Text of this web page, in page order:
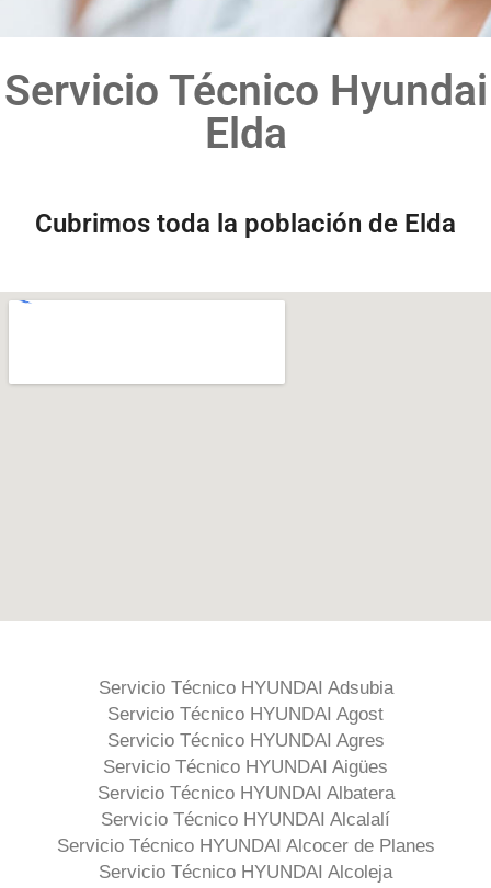
Servicio Técnico Hyundai
Elda
Cubrimos toda la población de Elda
Servicio Técnico HYUNDAI Adsubia
Servicio Técnico HYUNDAI Agost
Servicio Técnico HYUNDAI Agres
Servicio Técnico HYUNDAI Aigües
Servicio Técnico HYUNDAI Albatera
Servicio Técnico HYUNDAI Alcalalí
Servicio Técnico HYUNDAI Alcocer de Planes
Servicio Técnico HYUNDAI Alcoleja